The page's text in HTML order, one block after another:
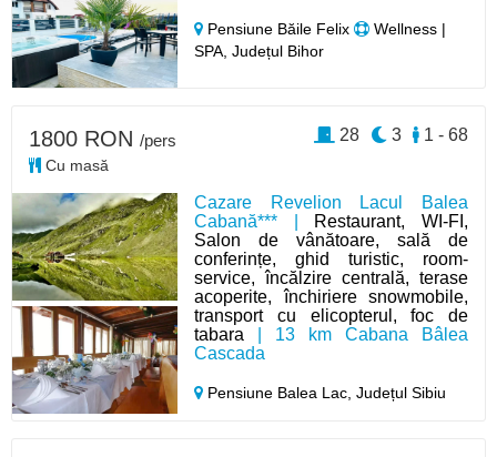
Pensiune Băile Felix
Wellness |
SPA, Județul Bihor
Cazare Revelion Lacul Balea
Cabană*** | Restaurant, WI-FI,
Salon de vânătoare, sală de
conferințe, ghid turistic, room-
service, încălzire centrală, terase
acoperite, închiriere snowmobile,
transport cu elicopterul, foc de
tabara | 13 km Cabana Bâlea
Cascada
Pensiune Balea Lac,Județul Sibiu
1800 RON /pers
Cu masă
1 - 68
3
28